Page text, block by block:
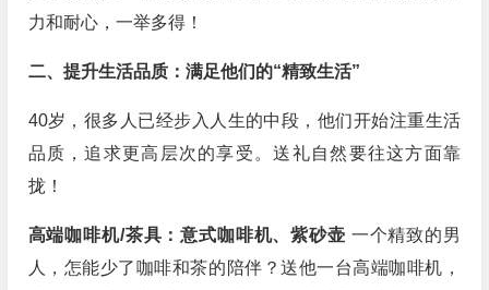
力和耐心，一举多得！
二、提升生活品质：满足他们的“精致生活”
40岁，很多人已经步入人生的中段，他们开始注重生活
品质，追求更高层次的享受。送礼自然要往这方面靠
拢！
高端咖啡机/茶具：意式咖啡机、紫砂壶 一个精致的男
人，怎能少了咖啡和茶的陪伴？送他一台高端咖啡机，